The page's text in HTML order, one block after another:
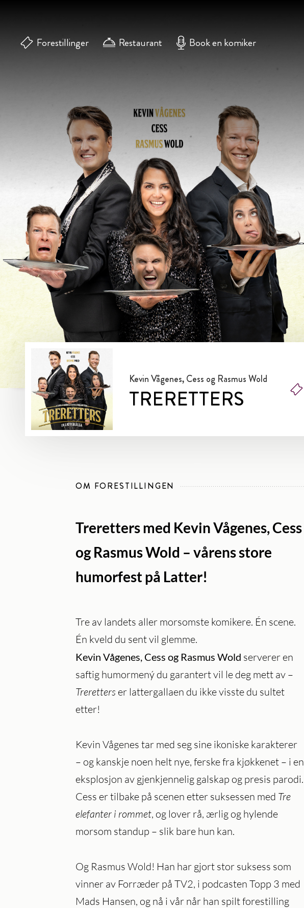
Forestillinger Restaurant Book en komiker
Kevin Vågenes, Cess og Rasmus Wold
TRERETTERS
OM FORESTILLINGEN
Treretters med Kevin Vågenes, Cess
og Rasmus Wold – vårens store
humorfest på Latter!
Tre av landets aller morsomste komikere. Én scene.
Én kveld du sent vil glemme.
Kevin Vågenes, Cess og Rasmus Wold serverer en
saftig humormený du garantert vil le deg mett av –
Treretterser lattergallaen du ikke visste du sultet
etter!
Kevin Vågenes tar med seg sine ikoniske karakterer
– og kanskje noen helt nye, ferske fra kjøkkenet – i en
eksplosjon av gjenkjennelig galskap og presis parodi.
Cess er tilbake på scenen etter suksessen med Tre
elefanter i rommet, og lover rå, ærlig og hylende
morsom standup – slik bare hun kan.
Og Rasmus Wold! Han har gjort stor suksess som
vinner av Forræder på TV2, i podcasten Topp 3 med
Mads Hansen, og nå i vår når han spilt forestilling